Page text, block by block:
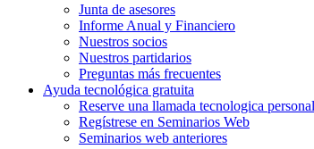
Junta de asesores
Informe Anual y Financiero
Nuestros socios
Nuestros partidarios
Preguntas más frecuentes
Ayuda tecnológica gratuita
Reserve una llamada tecnologica
Regístrese en Seminarios Web
Seminarios web anteriores